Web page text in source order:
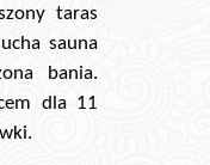
taras
sauna
bania.
dla 11